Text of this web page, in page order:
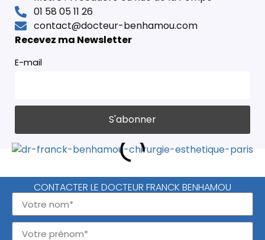
01 58 05 11 26
contact@docteur-benhamou.com
Recevez ma Newsletter
E-mail
CONTACTER LE DOCTEUR FRANCK BENHAMOU